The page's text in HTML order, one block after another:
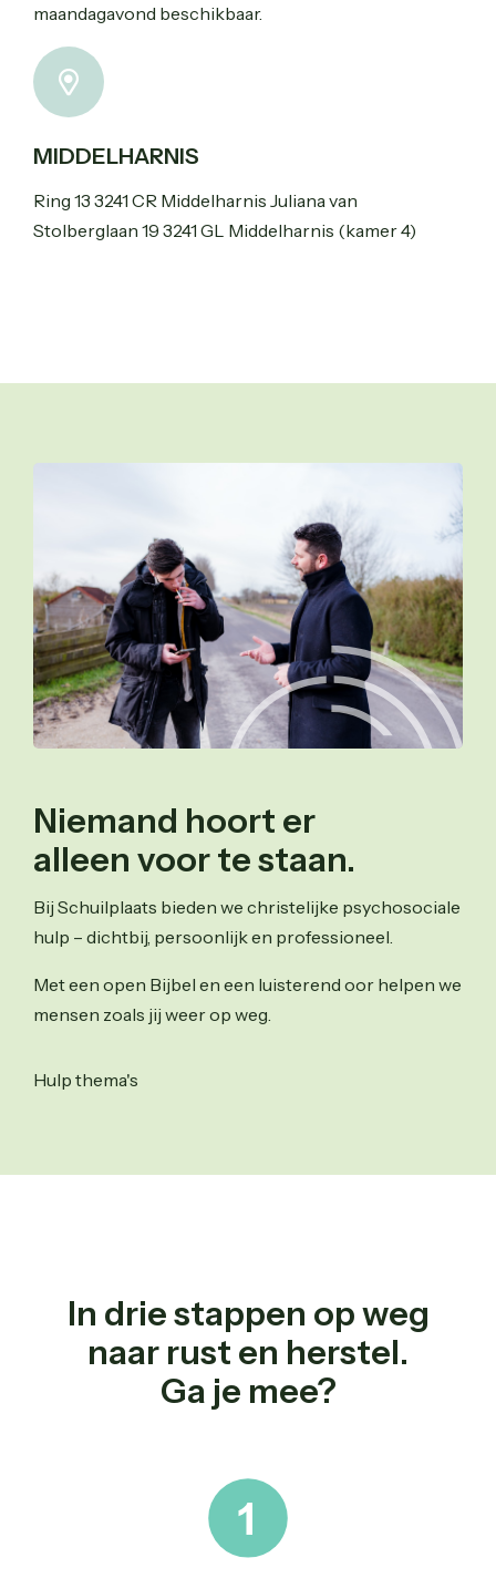
maandagavond beschikbaar.
MIDDELHARNIS
Ring 13 3241 CR Middelharnis Juliana van
Stolberglaan 19 3241 GL Middelharnis (kamer 4)
Niemand hoort er
alleen voor te staan.
Bij Schuilplaats bieden we christelijke psychosociale
hulp – dichtbij, persoonlijk en professioneel.
Met een open Bijbel en een luisterend oor helpen we
mensen zoals jij weer op weg.
Hulp thema's
In drie stappen op weg
naar rust en herstel.
Ga je mee?